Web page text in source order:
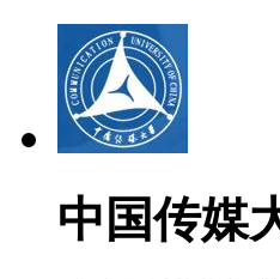
中国传媒